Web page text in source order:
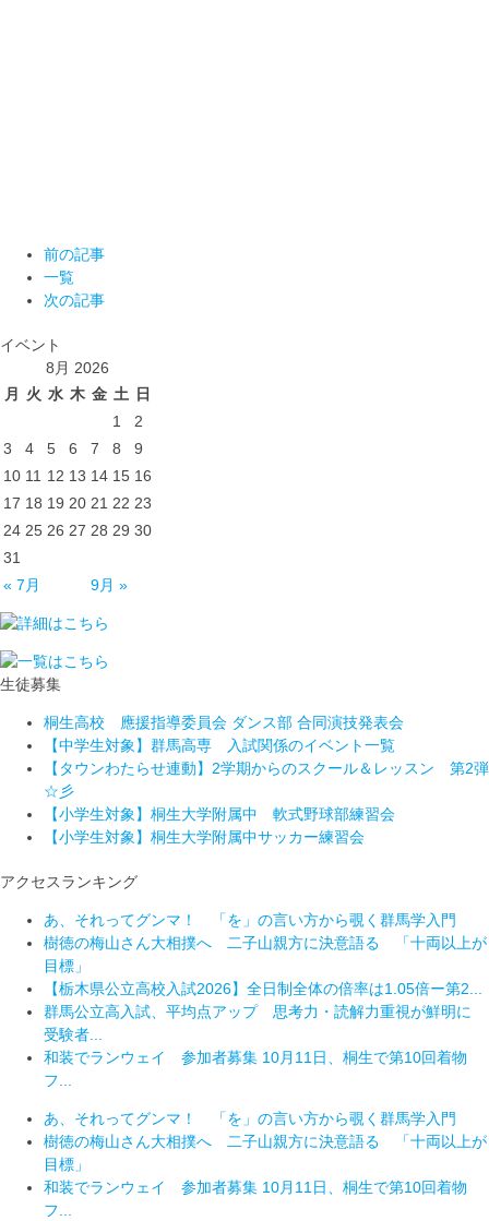
前の記事
一覧
次の記事
イベント
8月 2026
月
火 水 木 金 土
日
1
2
3
4 5 6 7 8
9
10 11 12 13 14 15 16
17 18 19 20 21 22 23
24 25 26 27 28 29 30
31
« 7月
9月 »
生徒募集
桐生高校 應援指導委員会 ダンス部 合同演技発表会
【中学生対象】群馬高専 入試関係のイベント一覧
【タウンわたらせ連動】2学期からのスクール＆レッスン 第2弾
☆彡
【小学生対象】桐生大学附属中 軟式野球部練習会
【小学生対象】桐生大学附属中サッカー練習会
アクセスランキング
あ、それってグンマ！ 「を」の言い方から覗く群馬学入門
樹徳の梅山さん大相撲へ 二子山親方に決意語る 「十両以上が
目標」
【栃木県公立高校入試2026】全日制全体の倍率は1.05倍ー第2...
群馬公立高入試、平均点アップ 思考力・読解力重視が鮮明に
受験者...
和装でランウェイ 参加者募集 10月11日、桐生で第10回着物
フ...
あ、それってグンマ！ 「を」の言い方から覗く群馬学入門
樹徳の梅山さん大相撲へ 二子山親方に決意語る 「十両以上が
目標」
和装でランウェイ 参加者募集 10月11日、桐生で第10回着物
フ...